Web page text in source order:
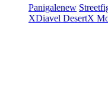
Panigalenew
XDiavel DesertX